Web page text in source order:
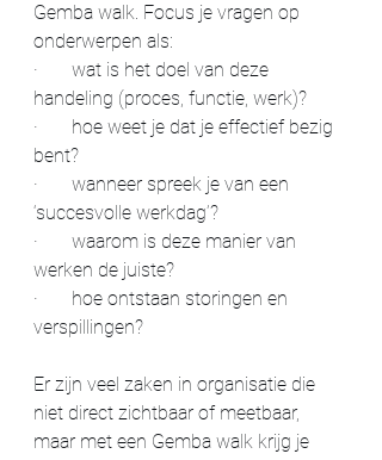
Gemba walk. Focus je vragen op
onderwerpen als:
· wat is het doel van deze
handeling (proces, functie, werk)?
· hoe weet je dat je effectief bezig
bent?
· wanneer spreek je van een
‘succesvolle werkdag’?
· waarom is deze manier van
werken de juiste?
· hoe ontstaan storingen en
verspillingen?
Er zijn veel zaken in organisatie die
niet direct zichtbaar of meetbaar,
maar met een Gemba walk krijg je